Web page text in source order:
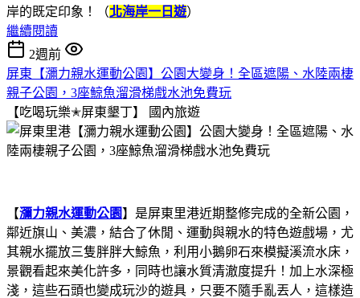
岸的既定印象！（北海岸一日遊）
繼續閱讀
2週前
屏東【瀰力親水運動公園】公園大變身！全區遮陽、水陸兩棲
親子公園，3座鯨魚溜滑梯戲水池免費玩
【吃喝玩樂✭屏東墾丁】
國內旅遊
【瀰力親水運動公園】是屏東里港近期整修完成的全新公園，
鄰近旗山、美濃，結合了休閒、運動與親水的特色遊戲場，尤
其親水擺放三隻胖胖大鯨魚，利用小鵝卵石來模擬溪流水床，
景觀看起來美化許多，同時也讓水質清澈度提升！加上水深極
淺，這些石頭也變成玩沙的遊具，只要不隨手亂丟人，這樣造